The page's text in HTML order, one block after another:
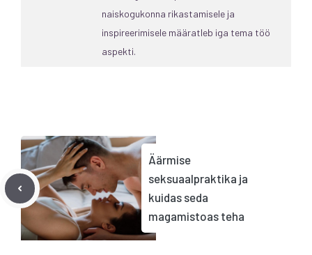
naiskogukonna rikastamisele ja
inspireerimisele määratleb iga tema töö
aspekti.
Äärmise
seksuaalpraktika ja
kuidas seda
magamistoas teha